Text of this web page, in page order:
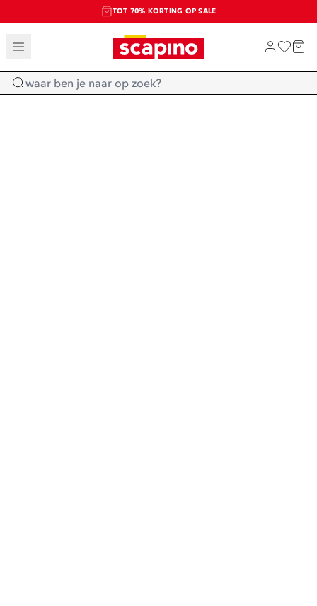
TOT 70% KORTING OP SALE
SALE: LAATSTE KANS!
SHOP NIEUW
Home